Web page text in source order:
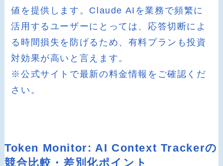
値を提供します。Claude AIを業務で頻繁に
活用するユーザーにとっては、応答切断によ
る時間損失を防げるため、有料プランも投資
対効果が高いと言えます。
※公式サイトで最新の料金情報をご確認くだ
さい。
Token Monitor: AI Context Trackerの
競合比較・差別化ポイント